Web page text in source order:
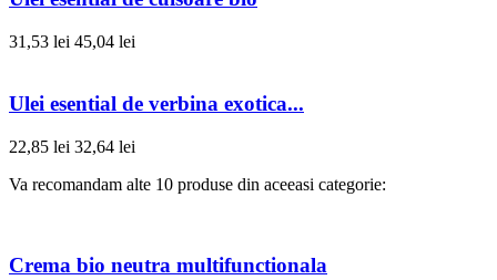
31,53 lei 45,04 lei
Ulei esential de verbina exotica...
22,85 lei 32,64 lei
Va recomandam alte 10 produse din aceeasi categorie:
Crema bio neutra multifunctionala